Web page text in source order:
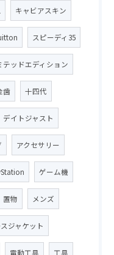
キャビアスキン
スピーディ35
テッドエディション
歯 十四代
デイトジャスト
アクセサリー
ゲーム機
置物 メンズ
ジャケット
電動工具 工具